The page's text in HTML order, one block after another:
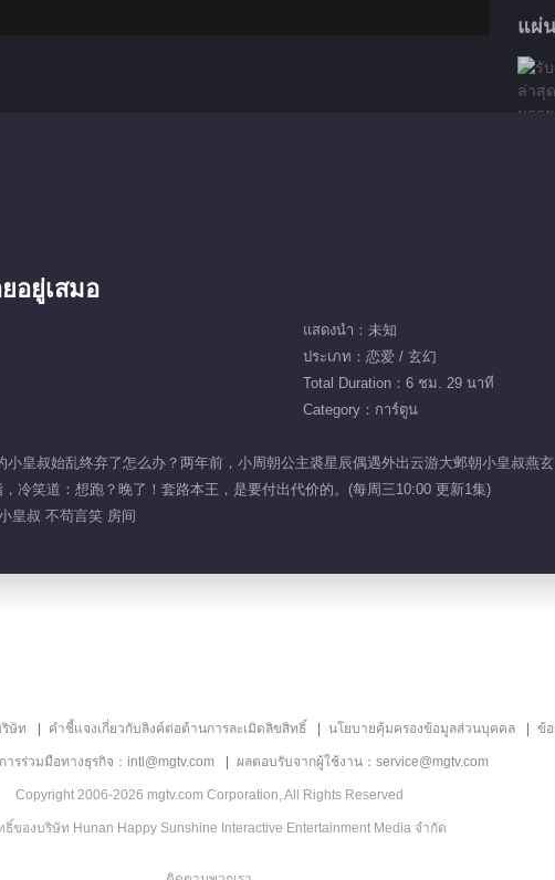
แผ่
อยู่เสมอ
แสดงนำ：未知
ประเภท：恋爱 / 玄幻
Total Duration：6 ชม. 29 นาที
Category：การ์ตูน
皇叔始乱终弃了怎么办？两年前，小周朝公主裘星辰偶遇外出云游大邺朝小皇叔
冷笑道：想跑？晚了！套路本王，是要付出代价的。(每周三10:00 更新1集)
皇叔 不苟言笑 房间
ษัท คำชี้แจงเกี่ยวกับลิงค์ต่อต้านการละเมิดลิขสิทธิ์ นโยบายคุ้มครองข้อมูลส่วนบุคคล ข้อ
ารร่วมมือทางธุรกิจ：intl@mgtv.com ผลตอบรับจากผู้ใช้งาน：service@mgtv.com
Copyright 2006-2026 mgtv.com Corporation, All Rights Reserved
ธิ์ของบริษัท Hunan Happy Sunshine Interactive Entertainment Media จำกัด